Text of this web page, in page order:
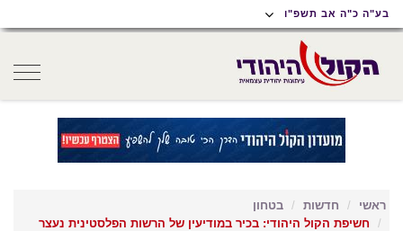
תפריט
נגישות
תפריט
ראשי
תוכן
ראשי
בע"ה כ"ה אב תשפ"ו
ראשי חדשות
בטחון
חשיפת הקול היהודי: בכיר במודיעין של הרשות הפלסטינית נעצר